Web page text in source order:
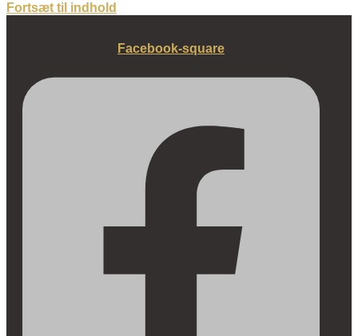
Fortsæt til indhold
Facebook-square